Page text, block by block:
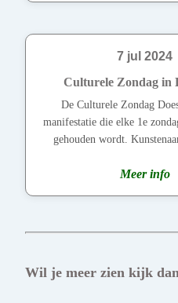
7 jul 2024
Culturele Zondag in
De Culturele Zondag
manifestatie die elke 1e
gehouden wordt.
Meer info
Wil je meer zien kijk